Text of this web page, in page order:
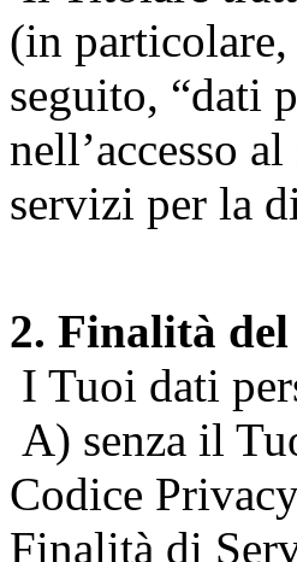
(in
seguito, “dati
nell’accesso
servizi per la
2. Finalità
I Tuoi dati
A) senza il
Codice
Finalità di